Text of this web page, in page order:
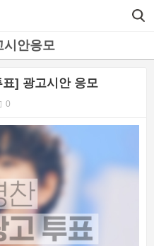
시안응모
] 광고시안 응모
0